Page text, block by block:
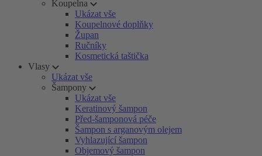
Koupelna
Ukázat vše
Koupelnové doplňky
Župan
Ručníky
Kosmetická taštička
Vlasy
Ukázat vše
Šampony
Ukázat vše
Keratinový šampon
Před-šamponová péče
Šampon s arganovým olejem
Vyhlazující šampon
Objemový šampon